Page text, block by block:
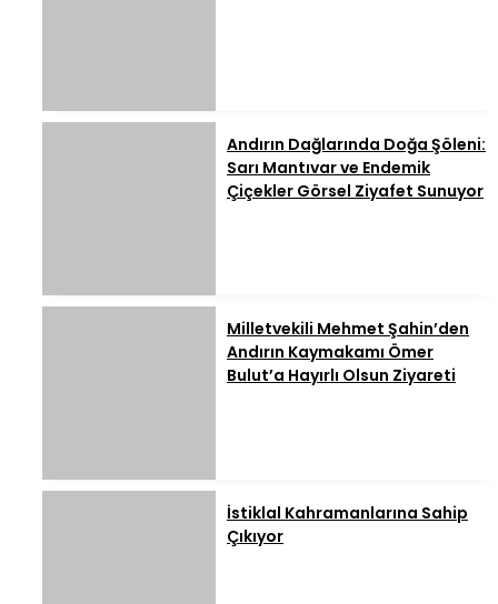
Andırın Dağlarında Doğa Şöleni:
Sarı Mantıvar ve Endemik
Çiçekler Görsel Ziyafet Sunuyor
Milletvekili Mehmet Şahin’den
Andırın Kaymakamı Ömer
Bulut’a Hayırlı Olsun Ziyareti
İstiklal Kahramanlarına Sahip
Çıkıyor